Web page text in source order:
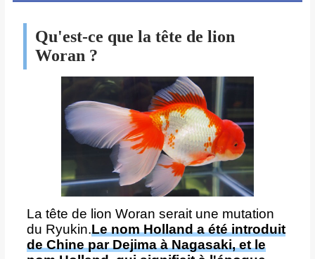
Qu'est-ce que la tête de lion
Woran ?
La tête de lion Woran serait une mutation
du Ryukin.Le nom Holland a été introduit
de Chine par Dejima à Nagasaki, et le